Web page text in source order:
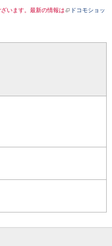
います。最新の情報は
ドコモショッ